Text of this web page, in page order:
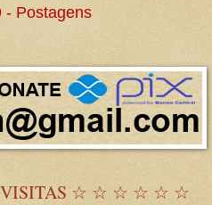
- Postagens
☆ ☆ ☆ ☆ ☆ ☆